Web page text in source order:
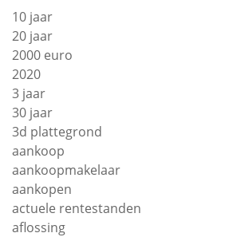
10 jaar
20 jaar
2000 euro
2020
3 jaar
30 jaar
3d plattegrond
aankoop
aankoopmakelaar
aankopen
actuele rentestanden
aflossing